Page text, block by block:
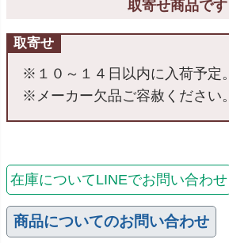
取寄せ商品です
取寄せ
※１０～１４日以内に入荷予定。
※メーカー欠品ご容赦ください。
在庫についてLINEでお問い合わせ
商品についてのお問い合わせ